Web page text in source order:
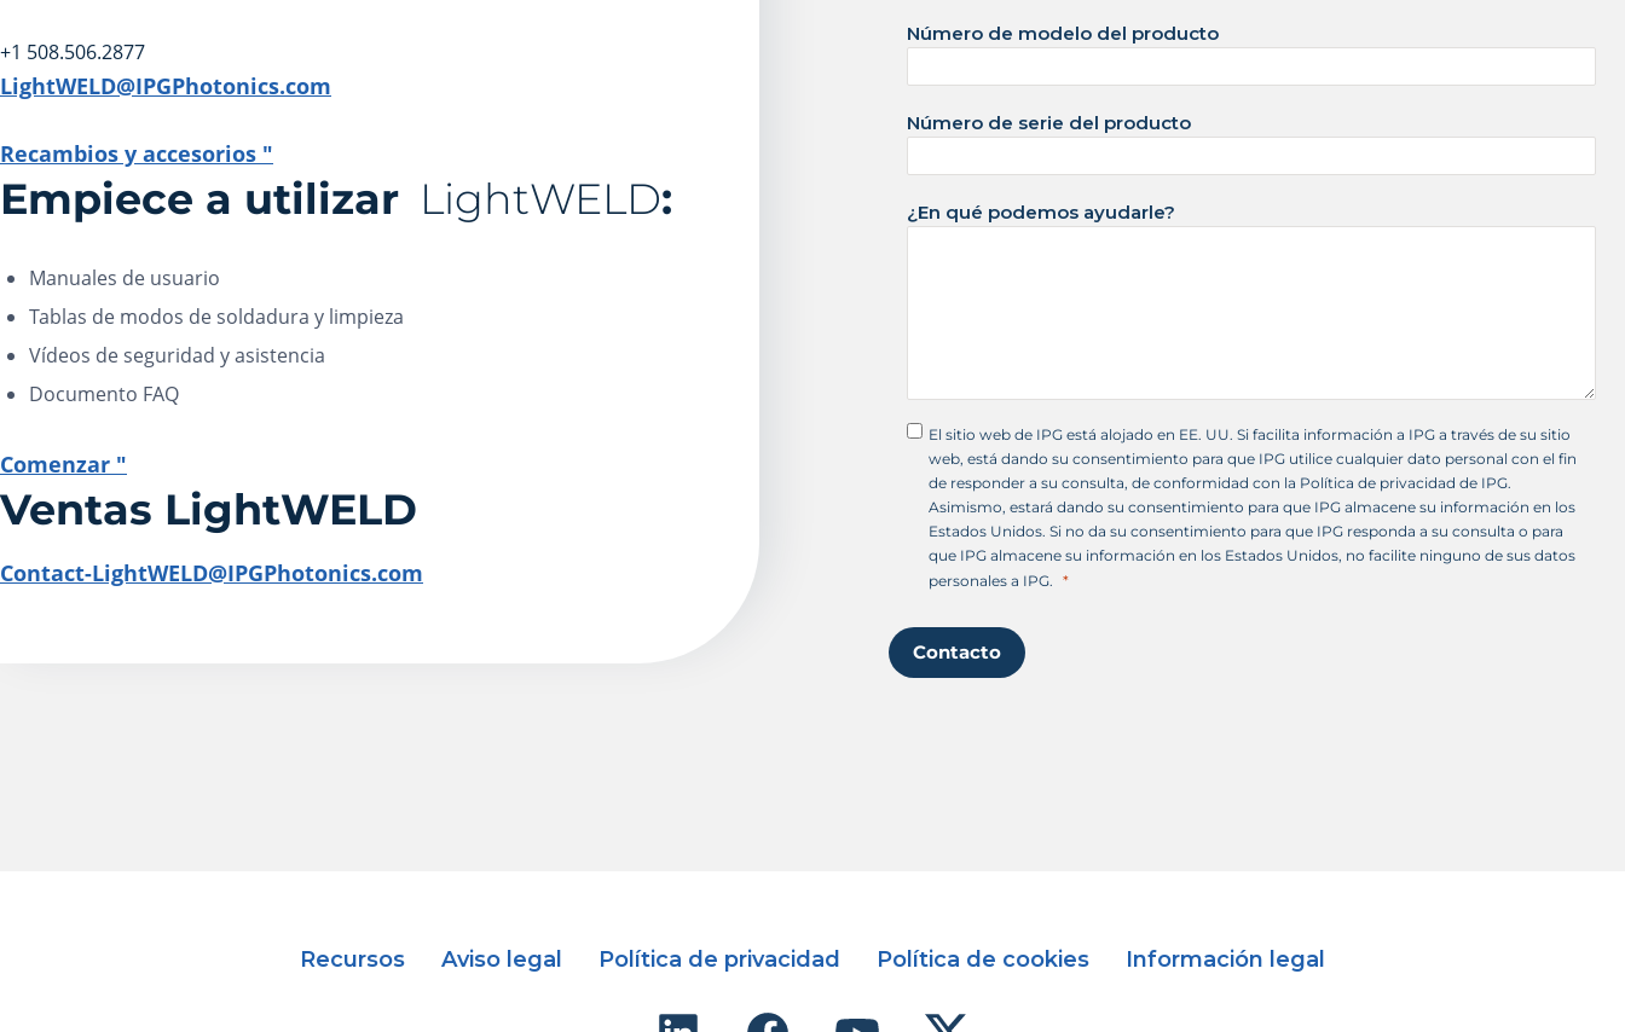
+1 508.506.2877
LightWELD@IPGPhotonics.com
Recambios y accesorios "
Empiece a utilizar LightWELD:
Manuales de usuario
Tablas de modos de soldadura y limpieza
Vídeos de seguridad y asistencia
Documento FAQ
Comenzar "
Ventas LightWELD
Contact-LightWELD@IPGPhotonics.com
U
d
+
Número de modelo del producto
Número de serie del producto
¿En qué podemos ayudarle?
El sitio web de IPG está alojado en EE. UU. Si facilita información a IPG a través de su sitio
web, está dando su consentimiento para que IPG utilice cualquier dato personal con el fin
de responder a su consulta, de conformidad con la Política de privacidad de IPG.
Asimismo, estará dando su consentimiento para que IPG almacene su información en los
Estados Unidos. Si no da su consentimiento para que IPG responda a su consulta o para
que IPG almacene su información en los Estados Unidos, no facilite ninguno de sus datos
personales a IPG.
Contacto
Recursos Aviso legal Política de privacidad Política de cookies Información legal